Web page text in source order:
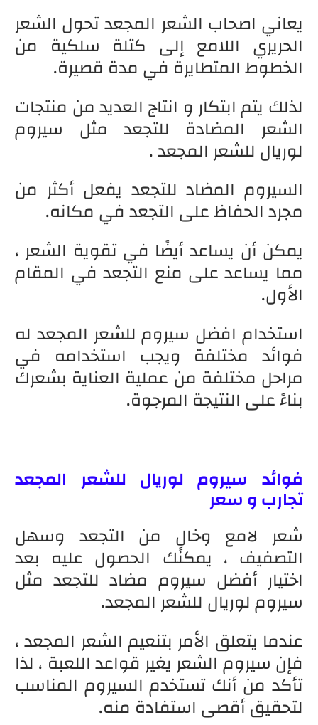
يعاني اصحاب الشعر المجعد تحول الشعر
الحريري اللامع إلى كتلة سلكية من
الخطوط المتطايرة في مدة قصيرة.
لذلك يتم ابتكار و انتاج العديد من منتجات
الشعر المضادة للتجعد مثل سيروم
لوريال للشعر المجعد .
السيروم المضاد للتجعد يفعل أكثر من
مجرد الحفاظ على التجعد في مكانه.
يمكن أن يساعد أيضًا في تقوية الشعر ،
مما يساعد على منع التجعد في المقام
الأول.
استخدام افضل سيروم للشعر المجعد له
فوائد مختلفة ويجب استخدامه في
مراحل مختلفة من عملية العناية بشعرك
بناءً على النتيجة المرجوة.
فوائد سيروم لوريال للشعر المجعد
تجارب و سعر
شعر لامع وخالٍ من التجعد وسهل
التصفيف ، يمكنك الحصول عليه بعد
اختيار أفضل سيروم مضاد للتجعد مثل
سيروم لوريال للشعر المجعد.
عندما يتعلق الأمر بتنعيم الشعر المجعد ،
فإن سيروم الشعر يغير قواعد اللعبة ، لذا
تأكد من أنك تستخدم السيروم المناسب
لتحقيق أقصى استفادة منه.